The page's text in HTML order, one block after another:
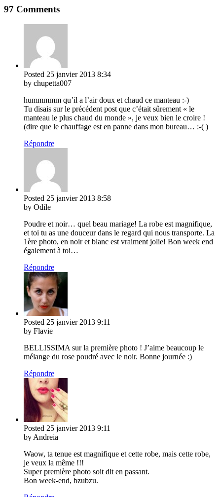
97 Comments
Posted 25 janvier 2013 8:34
by chupetta007
hummmmm qu’il a l’air doux et chaud ce manteau :-)
Tu disais sur le précédent post que c’était sûrement « le
manteau le plus chaud du monde », je veux bien le croire !
(dire que le chauffage est en panne dans mon bureau… :-( )
Répondre
Posted 25 janvier 2013 8:58
by Odile
Poudre et noir… quel beau mariage! La robe est magnifique,
et toi tu as une douceur dans le regard qui nous transporte. La
1ère photo, en noir et blanc est vraiment jolie! Bon week end
également à toi…
Répondre
Posted 25 janvier 2013 9:11
by Flavie
BELLISSIMA sur la première photo ! J’aime beaucoup le
mélange du rose poudré avec le noir. Bonne journée :)
Répondre
Posted 25 janvier 2013 9:11
by Andreia
Waow, ta tenue est magnifique et cette robe, mais cette robe,
je veux la même !!!
Super première photo soit dit en passant.
Bon week-end, bzubzu.